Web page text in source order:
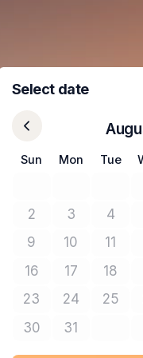
Select date
Sun Mon Tue
2No tickets available
3No tickets
4No
9No tickets available
10No tickets
11No
16No tickets available
17No tickets
18No
23No tickets available
24No tickets
25No
30No tickets available
31No tickets